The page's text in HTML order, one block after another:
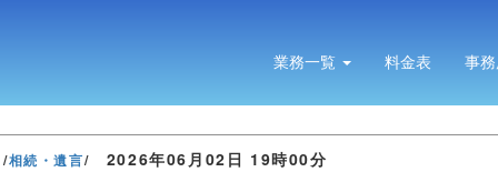
業務一覧 料金表 事
相続・遺言 2026年06月02日 19時00分